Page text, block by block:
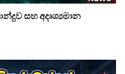
සහ අදෘශ්‍යමාන